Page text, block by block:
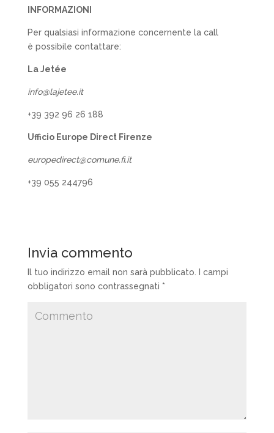
INFORMAZIONI
Per qualsiasi informazione concernente la call
è possibile contattare:
La Jetée
info@lajetee.it
+39 392 96 26 188
Ufficio Europe Direct Firenze
europedirect@comune.fi.it
+39 055 244796
Invia commento
Il tuo indirizzo email non sarà pubblicato.
I campi
obbligatori sono contrassegnati *